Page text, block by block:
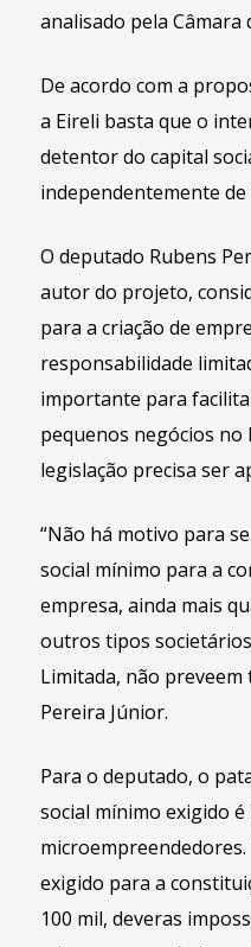
analisado pela Câmara
De acordo com a
a Eireli basta que o
detentor do capital
independentemente
O deputado Rubens
autor do projeto,
para a criação de
responsabilidade
importante para
pequenos negócios no
legislação precisa ser
“Não há motivo para
social mínimo para a
empresa, ainda mais
outros tipos
Limitada, não preveem
Pereira Júnior.
Para o deputado, o
social mínimo exigido
exigido para a
100 mil, deveras